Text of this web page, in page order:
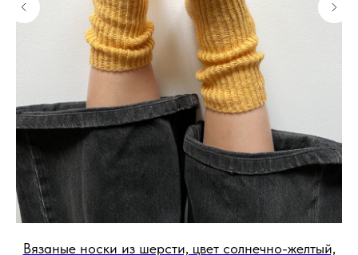
Вязаные носки из шерсти, цвет солнечно-желтый,